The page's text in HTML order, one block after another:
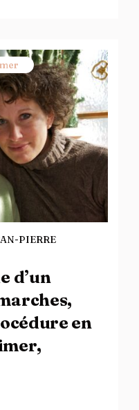
PIERRE
d’un
en